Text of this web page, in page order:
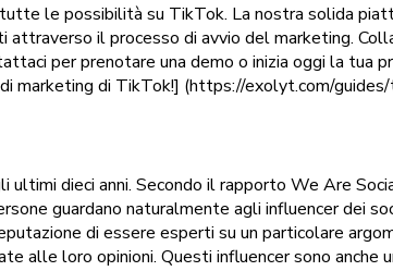
le possibilità su TikTok. La nostra solida
il processo di avvio del marketing.
per prenotare una demo o inizia oggi la tua
marketing di TikTok!] (https://exolyt.com/
dieci anni. Secondo il rapporto We Are
guardano naturalmente agli influencer dei
di essere esperti su un particolare
alle loro opinioni. Questi influencer sono